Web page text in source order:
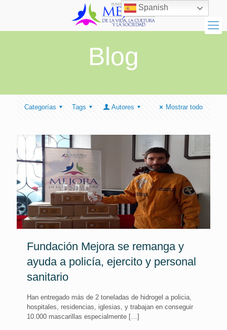
Blog
Categorías Tags Autores Mostrar todo
Fundación Mejora se remanga y
ayuda a policía, ejercito y personal
sanitario
Han entregado más de 2 toneladas de hidrogel a policia,
hospitales, residencias, iglesias, y trabajan en conseguir
10.000 mascarillas especialmente […]
Spanish